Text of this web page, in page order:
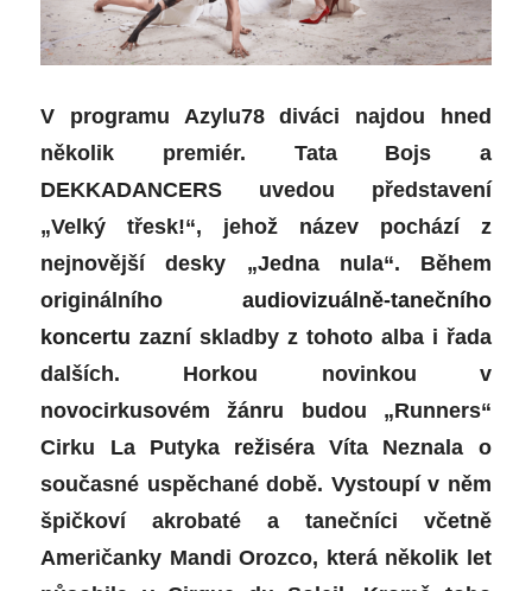
V programu Azylu78 diváci najdou hned
několik premiér. Tata Bojs a
DEKKADANCERS uvedou představení
„Velký třesk!“, jehož název pochází z
nejnovější desky „Jedna nula“. Během
originálního audiovizuálně-tanečního
koncertuzazní skladby z tohoto alba i řada
dalších. Horkou novinkou v
novocirkusovém žánru budou „Runners“
Cirku La Putyka režiséra Víta Neznala o
současné uspěchané době. Vystoupí v něm
špičkoví akrobaté a tanečníci včetně
Američanky Mandi Orozco, která několik let